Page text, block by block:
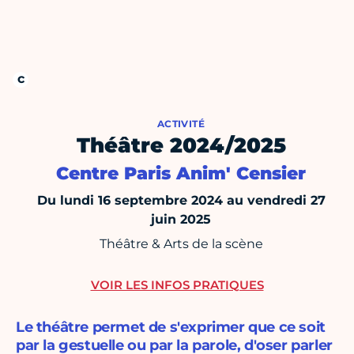
ACTIVITÉ
Théâtre 2024/2025
Centre Paris Anim' Censier
Du lundi 16 septembre 2024 au vendredi 27
juin 2025
Théâtre & Arts de la scène
Le théâtre permet de s'exprimer que ce soit
par la gestuelle ou par la parole, d'oser parler
VOIR LES INFOS PRATIQUES